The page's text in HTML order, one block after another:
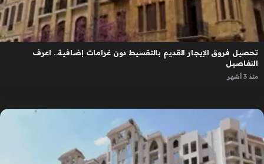
تحصيل فروق الإيجار القديم بالتقسيط دون غرامات إضافية.. اعرف
التفاصيل
منذ 3 أشهر